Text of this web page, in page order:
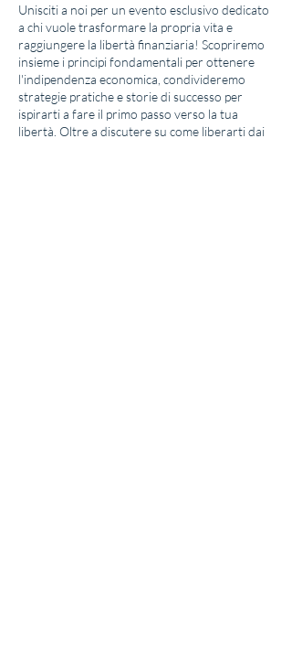
Unisciti a noi per un evento esclusivo dedicato
a chi vuole trasformare la propria vita e
raggiungere la libertà finanziaria! Scopriremo
insieme i principi fondamentali per ottenere
l'indipendenza economica, condivideremo
strategie pratiche e storie di successo per
ispirarti a fare il primo passo verso la tua
libertà. Oltre a discutere su come liberarti dai